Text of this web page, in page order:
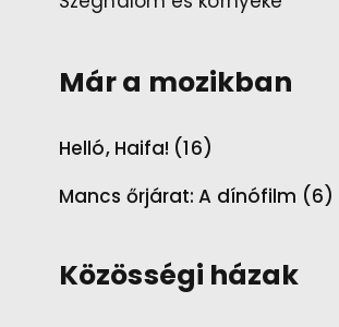
Már a mozikban
Helló, Haifa! (16)
Mancs őrjárat: A dínófilm (6)
Közösségi házak